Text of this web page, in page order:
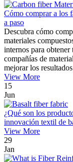
Cómo comprar a los
a paso
Descubra cómo
materiales
internos para
compañías de
mejorar los
View More
15
Jun
¿Qué son los
innovación textil de
View More
29
Jan